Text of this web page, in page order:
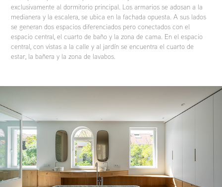
exclusivamente al dormitorio principal. Los armarios se adosan a la
medianera y la escalera, se ubica en la fachada opuesta. A sus lados
se generan dos espacios diferenciados pero conectados con el
espacio central, el cuarto de baño y la zona de cama. En el espacio
central, con vistas a la calle y al jardín se encuentra el cuarto de
estar, la bañera y la zona de lavabos.